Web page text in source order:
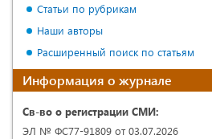
Статьи по рубрикам
Наши авторы
Расширенный поиск по статьям
Информация о журнале
Св-во о регистрации СМИ:
ЭЛ № ФС77-91809 от 03.07.2026